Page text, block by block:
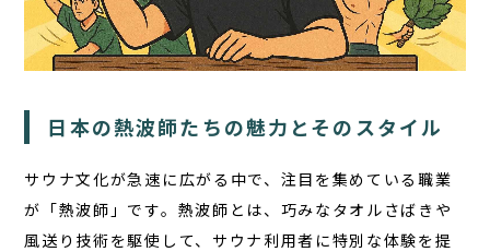
サウナ
宿泊
日本の熱波師たちの魅力とそのスタイル
サウナ文化が急速に広がる中で、注目を集めている職業
が「熱波師」です。熱波師とは、巧みなタオルさばきや
風送り技術を駆使して、サウナ利用者に特別な体験を提